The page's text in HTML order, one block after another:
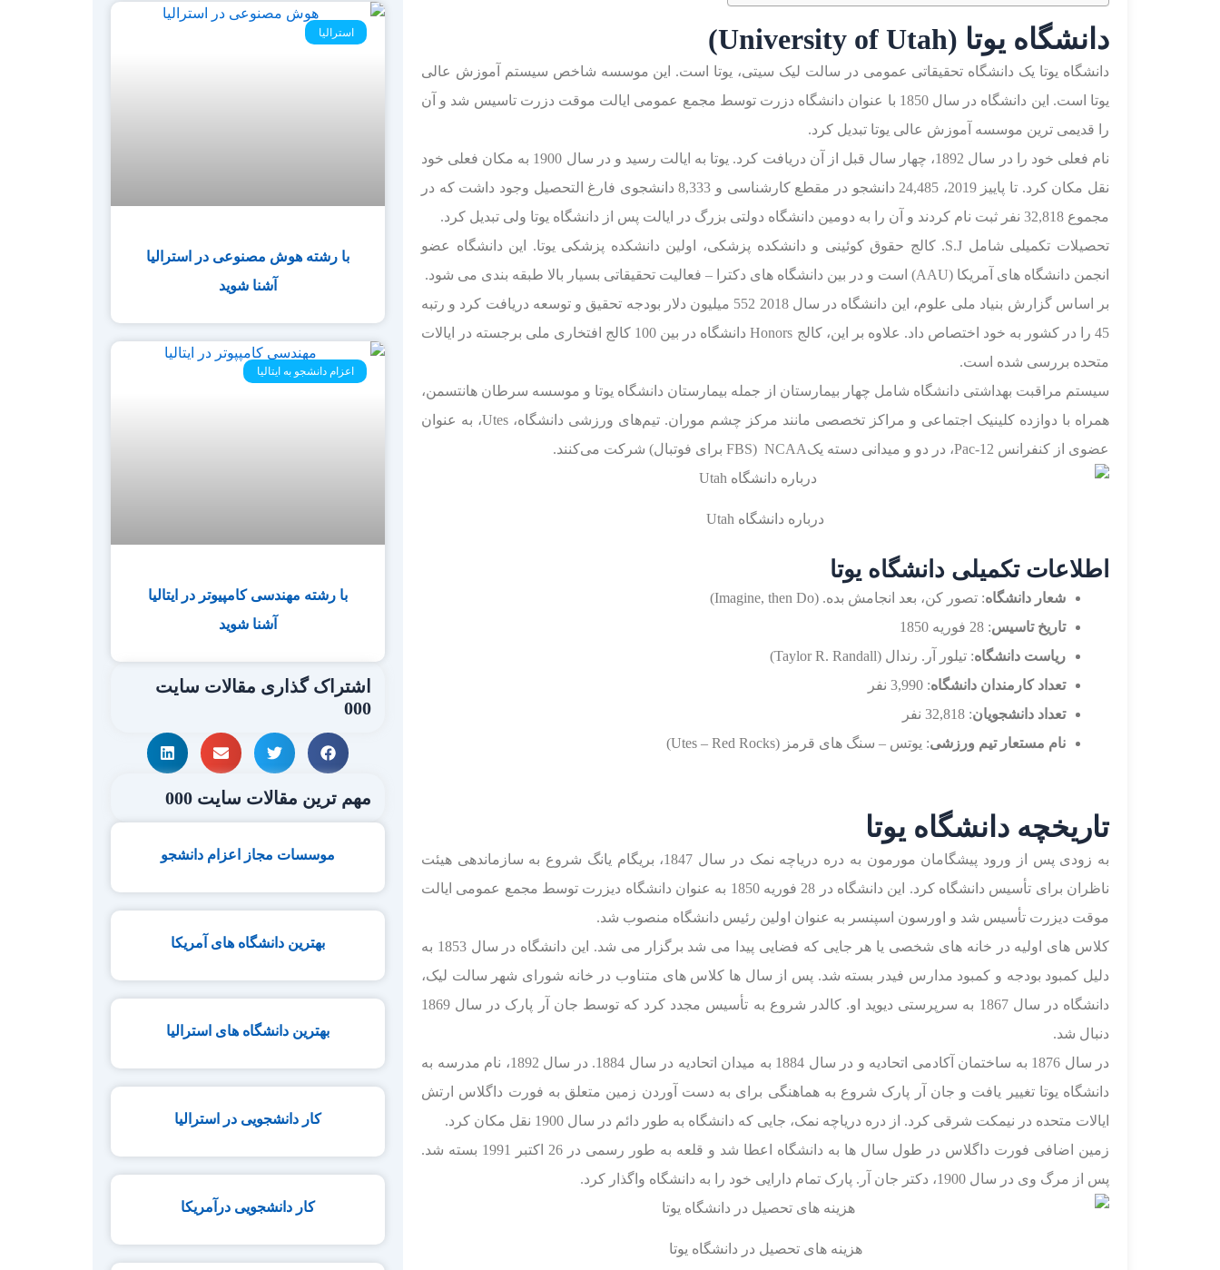
دانشگاه یوتا (University of Utah)
دانشگاه یوتا یک دانشگاه تحقیقاتی عمومی در سالت لیک سیتی، یوتا است. این موسسه شاخص سیستم آموزش عالی
یوتا است. این دانشگاه در سال 1850 با عنوان دانشگاه دزرت توسط مجمع عمومی ایالت موقت دزرت تاسیس شد و آن
را قدیمی ترین موسسه آموزش عالی یوتا تبدیل کرد.
نام فعلی خود را در سال 1892، چهار سال قبل از آن دریافت کرد. یوتا به ایالت رسید و در سال 1900 به مکان فعلی خود
نقل مکان کرد. تا پاییز 2019، 24,485 دانشجو در مقطع کارشناسی و 8,333 دانشجوی فارغ التحصیل وجود داشت که در
مجموع 32,818 نفر ثبت نام کردند و آن را به دومین دانشگاه دولتی بزرگ در ایالت پس از دانشگاه یوتا ولی تبدیل کرد.
تحصیلات تکمیلی شامل S.J. کالج حقوق کوئینی و دانشکده پزشکی، اولین دانشکده پزشکی یوتا. این دانشگاه عضو
انجمن دانشگاه های آمریکا (AAU) است و در بین دانشگاه های دکترا – فعالیت تحقیقاتی بسیار بالا طبقه بندی می شود.
بر اساس گزارش بنیاد ملی علوم، این دانشگاه در سال 2018 552 میلیون دلار بودجه تحقیق و توسعه دریافت کرد و رتبه
45 را در کشور به خود اختصاص داد. علاوه بر این، کالج Honors دانشگاه در بین 100 کالج افتخاری ملی برجسته در ایالات
متحده بررسی شده است.
سیستم مراقبت بهداشتی دانشگاه شامل چهار بیمارستان از جمله بیمارستان دانشگاه یوتا و موسسه سرطان هانتسمن،
همراه با دوازده کلینیک اجتماعی و مراکز تخصصی مانند مرکز چشم موران. تیم‌های ورزشی دانشگاه، Utes، به عنوان
عضوی از کنفرانس Pac-12، در دو و میدانی دسته یکNCAA (FBS برای فوتبال) شرکت می‌کنند.
درباره دانشگاه Utah
اطلاعات تکمیلی دانشگاه یوتا
شعار دانشگاه: تصور کن، بعد انجامش بده. (Imagine, then Do)
تاریخ تاسیس: 28 فوریه 1850
ریاست دانشگاه: تیلور آر. رندال (Taylor R. Randall)
تعداد کارمندان دانشگاه: 3,990 نفر
تعداد دانشجویان: 32,818 نفر
نام مستعار تیم ورزشی: یوتس – سنگ های قرمز (Utes – Red Rocks)
تاریخچه دانشگاه یوتا
به زودی پس از ورود پیشگامان مورمون به دره دریاچه نمک در سال 1847، بریگام یانگ شروع به سازماندهی هیئت
ناظران برای تأسیس دانشگاه کرد. این دانشگاه در 28 فوریه 1850 به عنوان دانشگاه دیزرت توسط مجمع عمومی ایالت
موقت دیزرت تأسیس شد و اورسون اسپنسر به عنوان اولین رئیس دانشگاه منصوب شد.
کلاس های اولیه در خانه های شخصی یا هر جایی که فضایی پیدا می شد برگزار می شد. این دانشگاه در سال 1853 به
دلیل کمبود بودجه و کمبود مدارس فیدر بسته شد. پس از سال ها کلاس های متناوب در خانه شورای شهر سالت لیک،
دانشگاه در سال 1867 به سرپرستی دیوید او. کالدر شروع به تأسیس مجدد کرد که توسط جان آر پارک در سال 1869
دنبال شد.
در سال 1876 به ساختمان آکادمی اتحادیه و در سال 1884 به میدان اتحادیه در سال 1884. در سال 1892، نام مدرسه به
دانشگاه یوتا تغییر یافت و جان آر پارک شروع به هماهنگی برای به دست آوردن زمین متعلق به فورت داگلاس ارتش
ایالات متحده در نیمکت شرقی کرد. از دره دریاچه نمک، جایی که دانشگاه به طور دائم در سال 1900 نقل مکان کرد.
زمین اضافی فورت داگلاس در طول سال ها به دانشگاه اعطا شد و قلعه به طور رسمی در 26 اکتبر 1991 بسته شد.
پس از مرگ وی در سال 1900، دکتر جان آر. پارک تمام دارایی خود را به دانشگاه واگذار کرد.
هزینه های تحصیل در دانشگاه یوتا
استرالیا
با رشته هوش مصنوعی در استرالیا
آشنا شوید
اعزام دانشجو به ایتالیا
با رشته مهندسی کامپیوتر در ایتالیا
آشنا شوید
اشتراک گذاری مقالات سایت
000
مهم ترین مقالات سایت 000
موسسات مجاز اعزام دانشجو
بهترین دانشگاه های آمریکا
بهترین دانشگاه های استرالیا
کار دانشجویی در استرالیا
کار دانشجویی درآمریکا